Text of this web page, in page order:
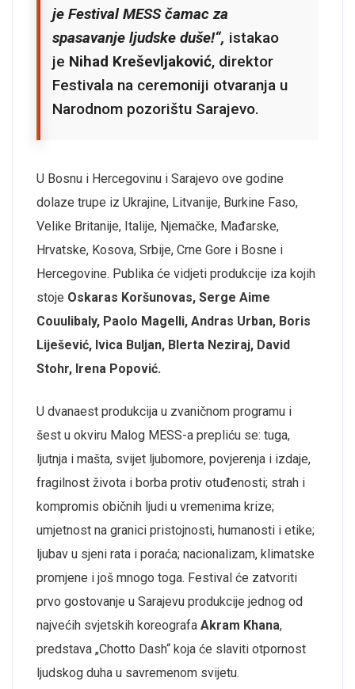
je Festival MESS čamac za
spasavanje ljudske duše!“, istakao
je Nihad Kreševljaković, direktor
Festivala na ceremoniji otvaranja u
Narodnom pozorištu Sarajevo.
U Bosnu i Hercegovinu i Sarajevo ove godine
dolaze trupe iz Ukrajine, Litvanije, Burkine Faso,
Velike Britanije, Italije, Njemačke, Mađarske,
Hrvatske, Kosova, Srbije, Crne Gore i Bosne i
Hercegovine. Publika će vidjeti produkcije iza kojih
stoje Oskaras Koršunovas, Serge Aime
Couulibaly, Paolo Magelli, Andras Urban, Boris
Liješević, Ivica Buljan, Blerta Neziraj, David
Stohr, Irena Popović.
U dvanaest produkcija u zvaničnom programu i
šest u okviru Malog MESS-a prepliću se: tuga,
ljutnja i mašta, svijet ljubomore, povjerenja i izdaje,
fragilnost života i borba protiv otuđenosti; strah i
kompromis običnih ljudi u vremenima krize;
umjetnost na granici pristojnosti, humanosti i etike;
ljubav u sjeni rata i poraća; nacionalizam, klimatske
promjene i još mnogo toga. Festival će zatvoriti
prvo gostovanje u Sarajevu produkcije jednog od
najvećih svjetskih koreografa Akram Khana,
predstava „Chotto Dash“ koja će slaviti otpornost
ljudskog duha u savremenom svijetu.